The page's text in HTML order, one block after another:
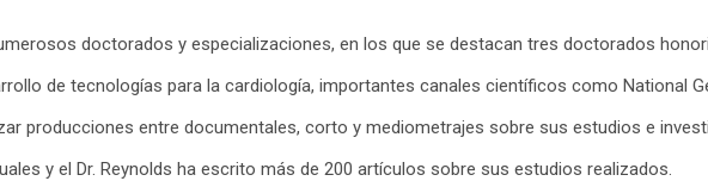
doctorados y especializaciones, en los que se destacan tres doctorados
de tecnologías para la cardiología, importantes canales científicos como National
producciones entre documentales, corto y mediometrajes sobre sus estudios e
y el Dr. Reynolds ha escrito más de 200 artículos sobre sus estudios realizados.